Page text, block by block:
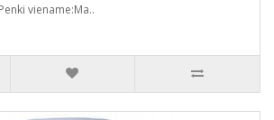
viename:Ma..